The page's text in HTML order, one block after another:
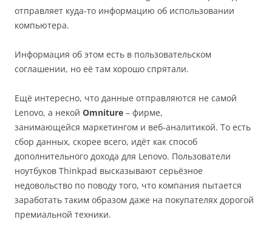
отправляет куда-то информацию об использовании
компьютера.
Информация об этом есть в пользовательском
соглашении, но её там хорошо спрятали.
Ещё интересно, что данные отправляются не самой
Lenovo, а некой Omniture – фирме,
занимающейся маркетингом и веб-аналитикой. То есть
сбор данных, скорее всего, идёт как способ
дополнительного дохода для Lenovo. Пользователи
ноутбуков Thinkpad высказывают серьёзное
недовольство по поводу того, что компания пытается
заработать таким образом даже на покупателях дорогой
премиальной техники.